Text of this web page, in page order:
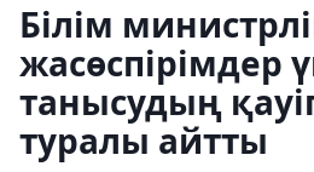
Білім
жасөспірімдер
танысудың
туралы айтты